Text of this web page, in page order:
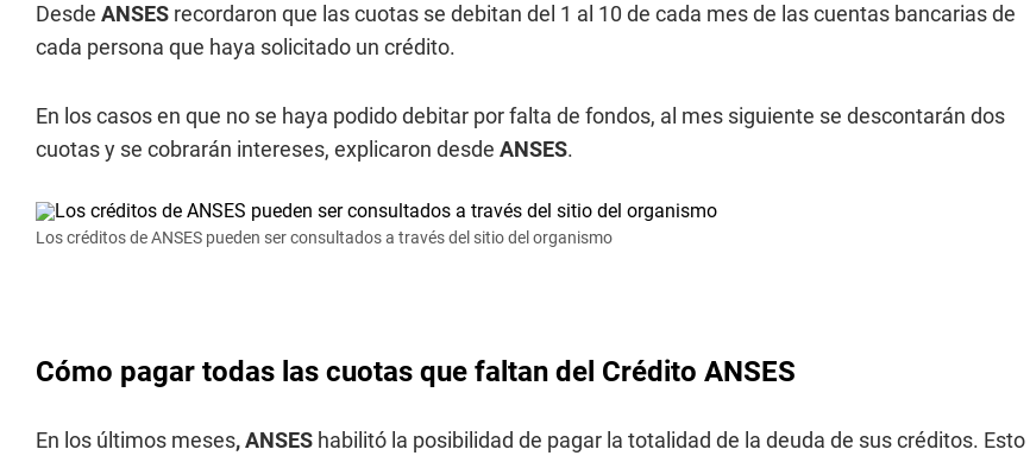
Desde ANSES recordaron que las cuotas se debitan del 1 al 10 de cada mes de las cuentas bancarias de
cada persona que haya solicitado un crédito.
En los casos en que no se haya podido debitar por falta de fondos, al mes siguiente se descontarán dos
cuotas y se cobrarán intereses, explicaron desde ANSES.
Los créditos de ANSES pueden ser consultados a través del sitio del organismo
Cómo pagar todas las cuotas que faltan del Crédito ANSES
En los últimos meses, ANSES habilitó la posibilidad de pagar la totalidad de la deuda de sus créditos. Esto